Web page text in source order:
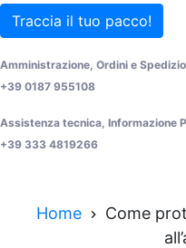
Traccia il tuo pacco!
Amministrazione, Ordini e
+39 0187 955108
Assistenza tecnica, Informazione
+39 333 4819266
Home
Come